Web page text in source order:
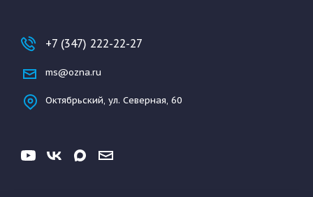
+7 (347) 222-22-27
ms@ozna.ru
Октябрьский, ул. Северная, 60